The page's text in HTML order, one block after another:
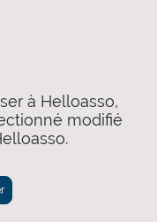
à Helloasso,
modifié